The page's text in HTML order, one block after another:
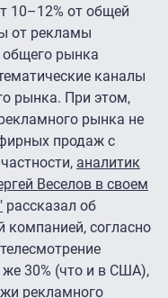
10–12% от общей
от рекламы
общего рынка
каналы
рынка. При этом,
рынка не
продаж с
аналитик
Веселов в своем
рассказал об
компанией, согласно
же 30% (что и в США),
рекламного